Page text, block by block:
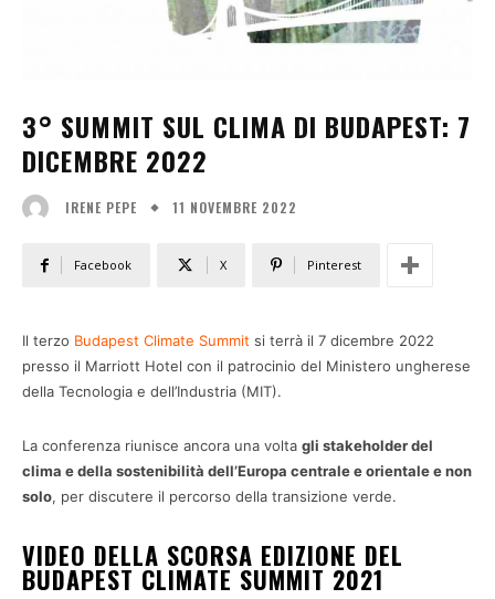
3° SUMMIT SUL CLIMA DI BUDAPEST: 7
DICEMBRE 2022
IRENE PEPE 11 NOVEMBRE 2022
Facebook X Pinterest
Il terzo Budapest Climate Summit si terrà il 7 dicembre 2022
presso il Marriott Hotel con il patrocinio del Ministero ungherese
della Tecnologia e dell’Industria (MIT).
La conferenza riunisce ancora una volta gli stakeholder del
clima e della sostenibilità dell’Europa centrale e orientale e non
solo, per discutere il percorso della transizione verde.
VIDEO DELLA SCORSA EDIZIONE DEL
BUDAPEST CLIMATE SUMMIT 2021